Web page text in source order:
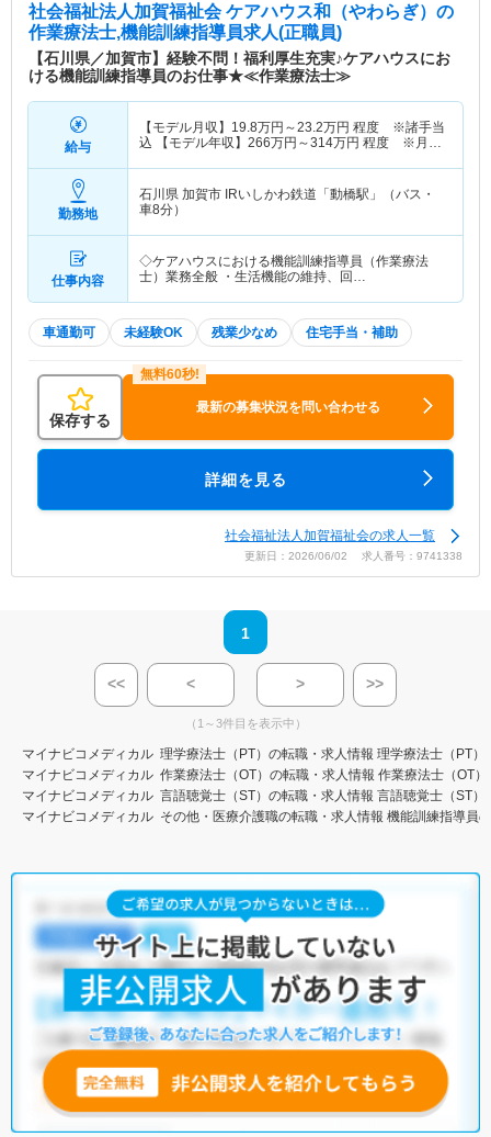
社会福祉法人加賀福祉会 ケアハウス和（やわらぎ） の
作業療法士,機能訓練指導員求人(正職員)
【石川県／加賀市】経験不問！福利厚生充実♪ケアハウスにお
ける機能訓練指導員のお仕事★≪作業療法士≫
給与
【モデル月収】 19.8万円～23.2万円 程度 ※諸手当
込 【モデル年収】 266万円～314万円 程度 ※月収
勤務地
石川県 加賀市 IRいしかわ鉄道「動橋駅」（バス・
車8分）
仕事内容
◇ケアハウスにおける機能訓練指導員（作業療法
士）業務全般 ・生活機能の維持、回…
車通勤可 未経験OK 残業少なめ 住宅手当・補助
保存する
最新の募集状況を問い合わせる
詳細を見る
社会福祉法人加賀福祉会の求人一覧
更新日：2026/06/02 求人番号：9741338
1
<< < > >>
（1～3件目を表示中）
マイナビコメディカル 理学療法士（PT）の転職・求人情報 理学療法士（PT）
マイナビコメディカル 作業療法士（OT）の転職・求人情報 作業療法士（OT
マイナビコメディカル 言語聴覚士（ST）の転職・求人情報 言語聴覚士（ST）
マイナビコメディカル その他・医療介護職の転職・求人情報 機能訓練指導員